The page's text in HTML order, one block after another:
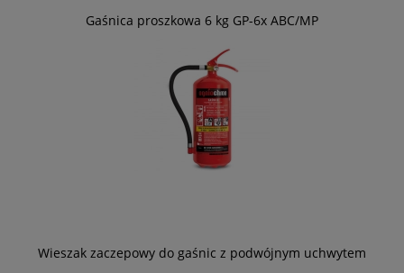
Gaśnica proszkowa 6 kg GP-6x ABC/MP
Wieszak zaczepowy do gaśnic z podwójnym uchwytem